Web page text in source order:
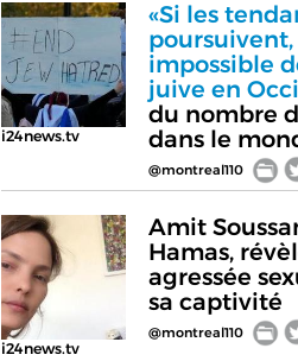
i24news.tv
«Si les
impossible
juive en
du nombre
dans le
@montreal110
i24news.tv
Amit
Hamas,
agressée
sa captivité
@montreal110